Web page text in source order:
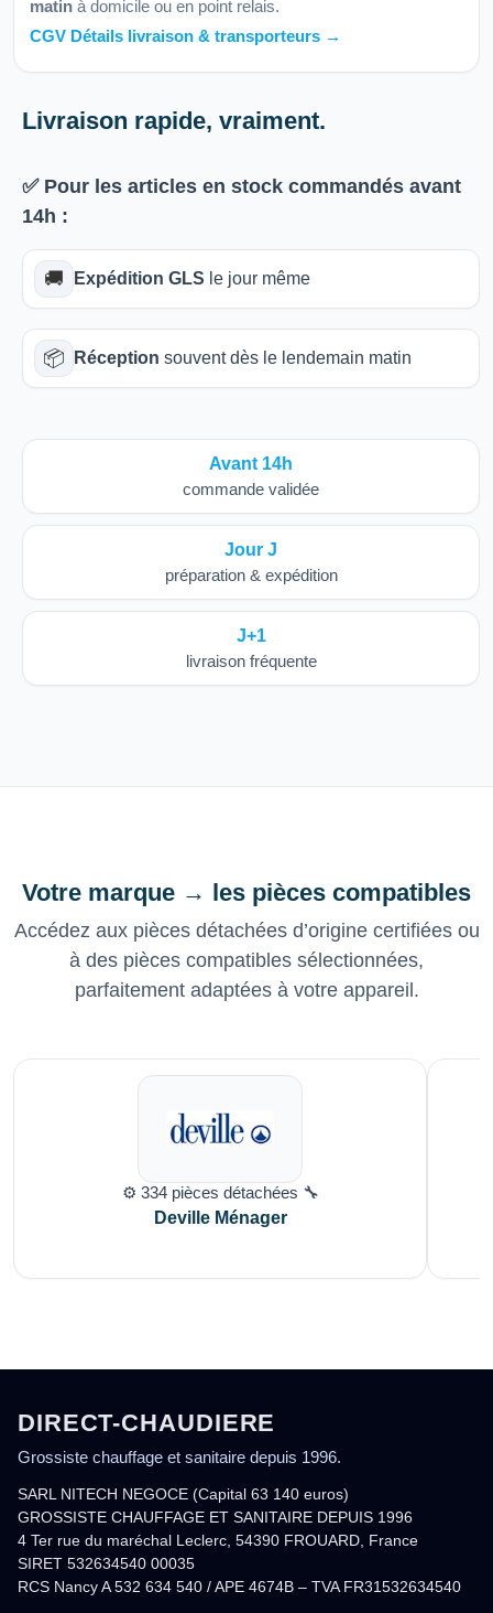
matin à domicile ou en point relais.
CGV Détails livraison & transporteurs →
Livraison rapide, vraiment.
✅ Pour les articles en stock commandés avant
14h :
🚚 Expédition GLS le jour même
📦 Réception souvent dès le lendemain matin
Avant 14h
commande validée
Jour J
préparation & expédition
J+1
livraison fréquente
Votre marque → les pièces compatibles
Accédez aux pièces détachées d’origine certifiées ou
à des pièces compatibles sélectionnées,
parfaitement adaptées à votre appareil.
⚙️ 334 pièces détachées 🔧
Deville Ménager
DIRECT-CHAUDIERE
Grossiste chauffage et sanitaire depuis 1996.
SARL NITECH NEGOCE (Capital 63 140 euros)
GROSSISTE CHAUFFAGE ET SANITAIRE DEPUIS 1996
4 Ter rue du maréchal Leclerc, 54390 FROUARD, France
SIRET 532634540 00035
RCS Nancy A 532 634 540 / APE 4674B – TVA FR31532634540